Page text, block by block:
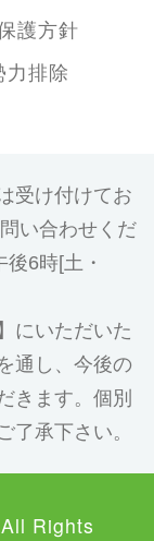
護方針
力排除
受け付けてお
い合わせくだ
6時[土・
】にいただいた
通し、今後の
きます。個別
了承下さい。
Rights